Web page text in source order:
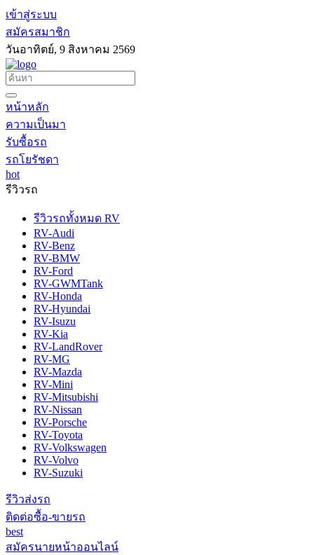
เข้าสู่ระบบ
สมัครสมาชิก
วันอาทิตย์, 9 สิงหาคม 2569
หน้าหลัก
ความเป็นมา
รับซื้อรถ
รถโยรัชดา
hot
รีวิวรถ
รีวิวรถทั้งหมด RV
RV-Audi
RV-Benz
RV-BMW
RV-Ford
RV-GWMTank
RV-Honda
RV-Hyundai
RV-Isuzu
RV-Kia
RV-LandRover
RV-MG
RV-Mazda
RV-Mini
RV-Mitsubishi
RV-Nissan
RV-Porsche
RV-Toyota
RV-Volkswagen
RV-Volvo
RV-Suzuki
รีวิวส่งรถ
ติดต่อซื้อ-ขายรถ
best
สมัครนายหน้าออนไลน์